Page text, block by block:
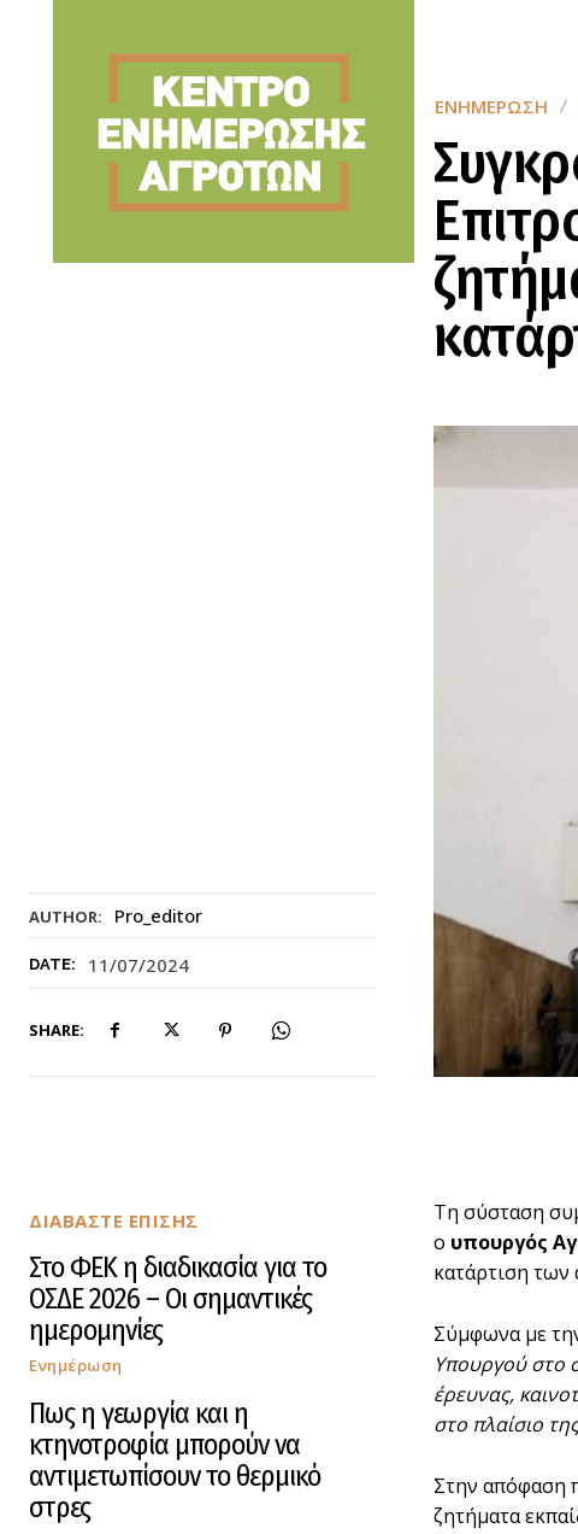
AUTHOR: Pro_editor
DATE: 11/07/2024
SHARE:
ΕΝΗΜΈΡΩΣΗ
ΔΙΑΒΑΣΤΕ ΕΠΙΣΗΣ
Στο ΦΕΚ η διαδικασία για το
ΟΣΔΕ 2026 – Οι σημαντικές
ημερομηνίες
Ενημέρωση
Πως η γεωργία και η
κτηνοτροφία μπορούν να
αντιμετωπίσουν το θερμικό
στρες
Τη σύσταση
ο υπουργός
κατάρτιση των
Σύμφωνα με
Υπουργού στο
έρευνας,
στο πλαίσιο
Στην απόφαση
ζητήματα